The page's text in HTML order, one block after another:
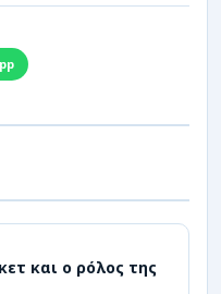
και ο ρόλος της